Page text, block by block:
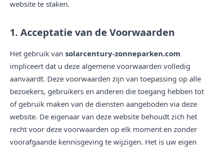
website te staken.
1. Acceptatie van de Voorwaarden
Het gebruik van solarcentury-zonneparken.com
impliceert dat u deze algemene voorwaarden volledig
aanvaardt. Deze voorwaarden zijn van toepassing op alle
bezoekers, gebruikers en anderen die toegang hebben tot
of gebruik maken van de diensten aangeboden via deze
website. De eigenaar van deze website behoudt zich het
recht voor deze voorwaarden op elk moment en zonder
voorafgaande kennisgeving te wijzigen. Het is uw eigen